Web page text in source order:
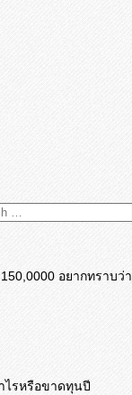
อยากทราบว่า
ไรหรือขาดทุนปี